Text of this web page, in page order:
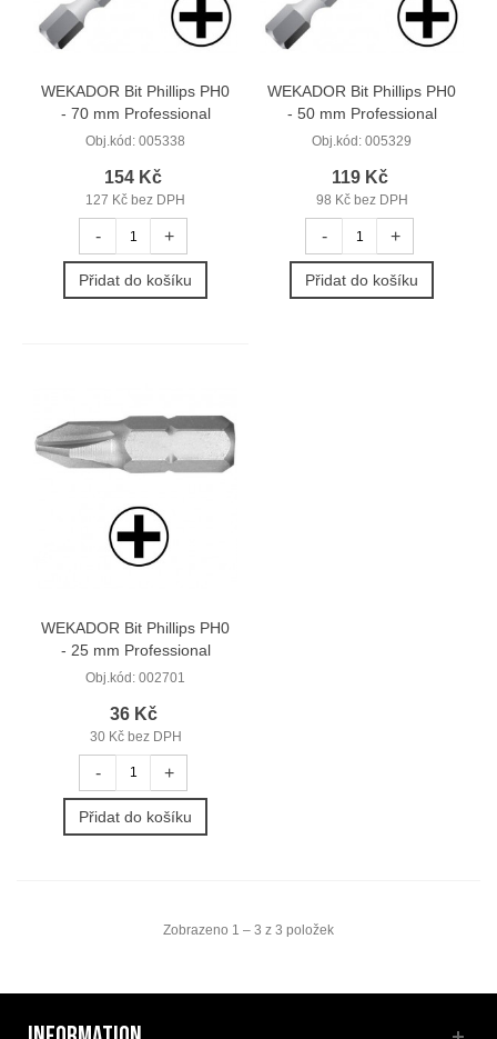
WEKADOR Bit Phillips PH0
- 70 mm Professional
Obj.kód: 005338
154 Kč
127 Kč bez DPH
- +
Přidat do košíku
WEKADOR Bit Phillips PH0
- 50 mm Professional
Obj.kód: 005329
119 Kč
98 Kč bez DPH
- +
Přidat do košíku
WEKADOR Bit Phillips PH0
- 25 mm Professional
Obj.kód: 002701
36 Kč
30 Kč bez DPH
- +
Přidat do košíku
Zobrazeno 1 – 3 z 3 položek